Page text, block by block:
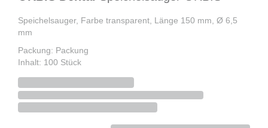
Speichelsauger, Farbe transparent, Länge 150 mm, Ø 6,5
mm
Packung: Packung
Inhalt: 100 Stück